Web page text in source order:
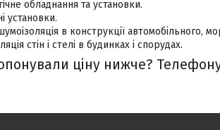
обладнання та установки.
установки.
в конструкції автомобільного,
стін і стелі в будинках і спорудах.
ціну нижче?